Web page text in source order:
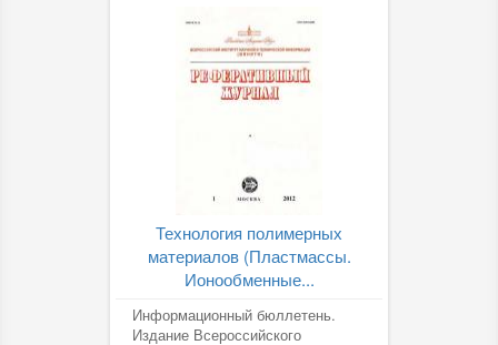
Технология полимерных
материалов (Пластмассы.
Ионообменные...
Информационный бюллетень.
Издание Всероссийского